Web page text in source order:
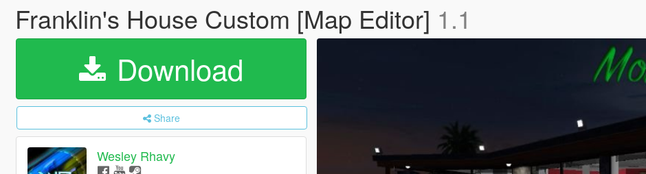
Franklin's House Custom [Map Editor] 1.1
Download
Share
Wesley Rhavy